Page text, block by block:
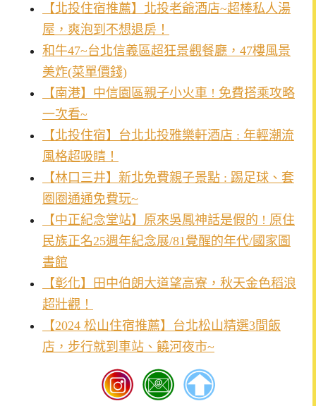
【北投住宿推薦】北投老爺酒店~超棒私人湯
屋，爽泡到不想退房！
和牛47~台北信義區超狂景觀餐廳，47樓風景
美炸(菜單價錢)
【南港】中信園區親子小火車 ! 免費搭乘攻略
一次看~
【北投住宿】台北北投雅樂軒酒店 : 年輕潮流
風格超吸睛！
【林口三井】新北免費親子景點 : 踢足球、套
圈圈通通免費玩~
【中正紀念堂站】原來吳鳳神話是假的 ! 原住
民族正名25週年紀念展/81覺醒的年代/國家圖
書館
【彰化】田中伯朗大道望高寮，秋天金色稻浪
超壯觀！
【2024 松山住宿推薦】台北松山精選3間飯
店，步行就到車站、饒河夜市~